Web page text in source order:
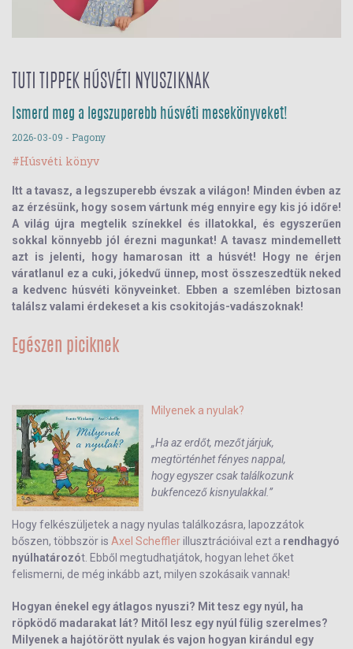
TUTI TIPPEK HÚSVÉTI NYUSZIKNAK
Ismerd meg a legszuperebb húsvéti mesekönyveket!
2026-03-09 - Pagony
#Húsvéti könyv
Itt a tavasz, a legszuperebb évszak a világon! Minden évben az
az érzésünk, hogy sosem vártunk még ennyire egy kis jó időre!
A világ újra megtelik színekkel és illatokkal, és egyszerűen
sokkal könnyebb jól érezni magunkat! A tavasz mindemellett
azt is jelenti, hogy hamarosan itt a húsvét! Hogy ne érjen
váratlanul ez a cuki, jókedvű ünnep, most összeszedtük neked
a kedvenc húsvéti könyveinket. Ebben a szemlében biztosan
találsz valami érdekeset a kis csokitojás-vadászoknak!
Egészen piciknek
Milyenek a nyulak?
„Ha az erdőt, mezőt járjuk,
megtörténhet fényes nappal,
hogy egyszer csak találkozunk
bukfencező kisnyulakkal.”
Hogy felkészüljetek a nagy nyulas találkozásra, lapozzátok
bőszen, többször is Axel Schefflerillusztrációival ezt a rendhagyó
nyúlhatározót. Ebből megtudhatjátok, hogyan lehet őket
felismerni, de még inkább azt, milyen szokásaik vannak!
Hogyan énekel egy átlagos nyuszi? Mit tesz egy nyúl, ha
röpködő madarakat lát? Mitől lesz egy nyúl fülig szerelmes?
Milyenek a hajótörött nyulak és vajon hogyan kirándul egy